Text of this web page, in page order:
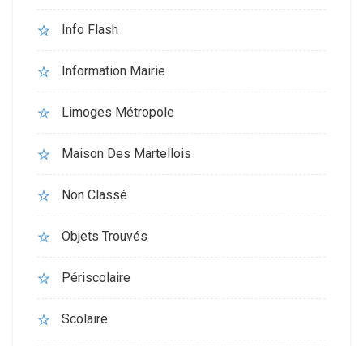
Info Flash
Information Mairie
Limoges Métropole
Maison Des Martellois
Non Classé
Objets Trouvés
Périscolaire
Scolaire